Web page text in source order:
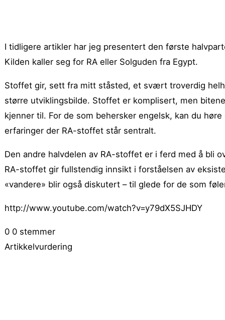
I tidligere artikler har jeg presentert den første
Kilden kaller seg for RA eller Solguden fra Egypt.
Stoffet gir, sett fra mitt ståsted, et svært troverdig
større utviklingsbilde. Stoffet er komplisert, men
kjenner til. For de som behersker engelsk, kan du
erfaringer der RA-stoffet står sentralt.
Den andre halvdelen av RA­-stoffet er i ferd med å bli
RA-stoffet gir fullstendig innsikt i forståelsen av
«vandere» blir også diskutert – til glede for de som
http://www.youtube.com/watch?v=y79dX5SJHDY
0 0 stemmer
Artikkelvurdering